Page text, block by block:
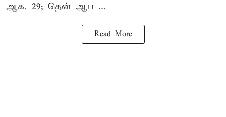
ஆக. 29; தென் ஆப ...
Read More